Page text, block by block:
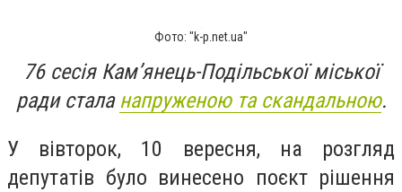
Фото: "k-p.net.ua"
76 сесія Кам’янець-Подільської міської
ради сталанапруженою та скандальною.
У вівторок, 10 вересня, на розгляд
депутатів було винесено поєкт рішення